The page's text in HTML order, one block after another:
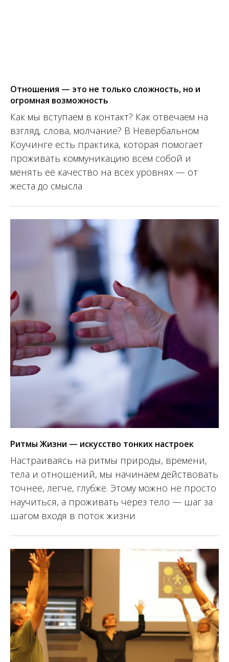
Отношения — это не только сложность, но и
огромная возможность
Как мы вступаем в контакт? Как отвечаем на
взгляд, слова, молчание? В Невербальном
Коучинге есть практика, которая помогает
проживать коммуникацию всем собой и
менять её качество на всех уровнях — от
жеста до смысла
Ритмы Жизни — искусство тонких настроек
Настраиваясь на ритмы природы, времени,
тела и отношений, мы начинаем действовать
точнее, легче, глубже. Этому можно не просто
научиться, а проживать через тело — шаг за
шагом входя в поток жизни